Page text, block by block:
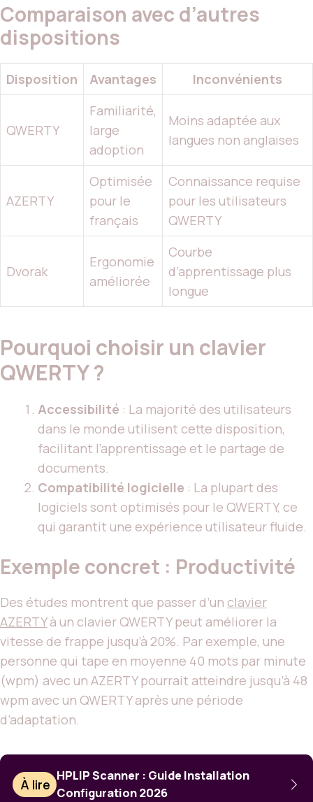
Comparaison avec d’autres
dispositions
Disposition Avantages Inconvénients
QWERTY
Familiarité,
large
adoption
Moins adaptée aux
langues non anglaises
AZERTY
Optimisée
pour le
français
Connaissance requise
pour les utilisateurs
QWERTY
Dvorak
Ergonomie
améliorée
Courbe
d’apprentissage plus
longue
Pourquoi choisir un clavier
QWERTY ?
Accessibilité : La majorité des utilisateurs
dans le monde utilisent cette disposition,
facilitant l’apprentissage et le partage de
documents.
Compatibilité logicielle : La plupart des
logiciels sont optimisés pour le QWERTY, ce
qui garantit une expérience utilisateur fluide.
Exemple concret : Productivité
Des études montrent que passer d’un clavier
AZERTYà un clavier QWERTY peut améliorer la
vitesse de frappe jusqu’à 20%. Par exemple, une
personne qui tape en moyenne 40 mots par minute
(wpm) avec un AZERTY pourrait atteindre jusqu’à 48
wpm avec un QWERTY après une période
d’adaptation.
À lire
HPLIP Scanner : Guide Installation
Configuration 2026